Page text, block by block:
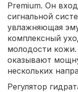
Premium. Он
сигнальной
увлажняющая
комплексный
молодости кожи.
оказывают
нескольких
Регулятор